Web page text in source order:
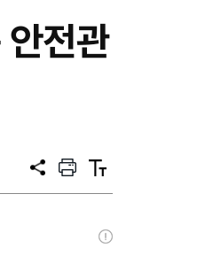
전관
공
프
트
텍
트